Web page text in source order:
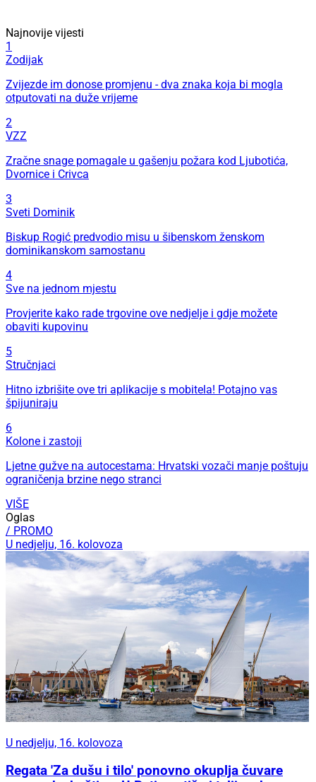
Najnovije vijesti
1
Zodijak
Zvijezde im donose promjenu - dva znaka koja bi mogla
otputovati na duže vrijeme
2
VZZ
Zračne snage pomagale u gašenju požara kod Ljubotića,
Dvornice i Crivca
3
Sveti Dominik
Biskup Rogić predvodio misu u šibenskom ženskom
dominikanskom samostanu
4
Sve na jednom mjestu
Provjerite kako rade trgovine ove nedjelje i gdje možete
obaviti kupovinu
5
Stručnjaci
Hitno izbrišite ove tri aplikacije s mobitela! Potajno vas
špijuniraju
6
Kolone i zastoji
Ljetne gužve na autocestama: Hrvatski vozači manje poštuju
ograničenja brzine nego stranci
VIŠE
Oglas
/ PROMO
U nedjelju, 16. kolovoza
U nedjelju, 16. kolovoza
Regata 'Za dušu i tilo' ponovno okuplja čuvare